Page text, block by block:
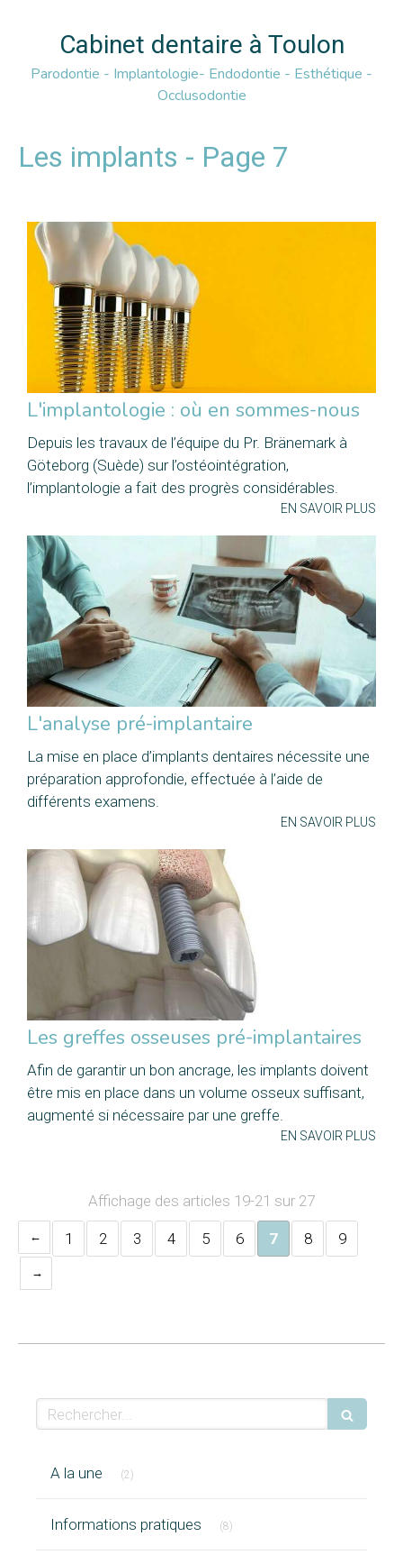
Cabinet dentaire à Toulon
Parodontie - Implantologie- Endodontie - Esthétique -
Occlusodontie
Les implants - Page 7
L'implantologie : où en sommes-nous
Depuis les travaux de l’équipe du Pr. Bränemark à
Göteborg (Suède) sur l’ostéointégration,
l’implantologie a fait des progrès considérables.
EN SAVOIR PLUS
L'analyse pré-implantaire
La mise en place d’implants dentaires nécessite une
préparation approfondie, effectuée à l’aide de
différents examens.
EN SAVOIR PLUS
Les greffes osseuses pré-implantaires
Afin de garantir un bon ancrage, les implants doivent
être mis en place dans un volume osseux suffisant,
augmenté si nécessaire par une greffe.
EN SAVOIR PLUS
Affichage des articles 19-21 sur 27
1 2 3 4 5 6 7 8 9
Rechercher
A la une (2)
Informations pratiques (8)